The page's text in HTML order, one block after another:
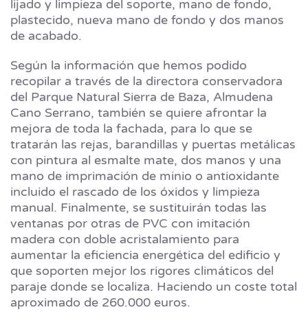
lijado y limpieza del soporte, mano de fondo,
plastecido, nueva mano de fondo y dos manos
de acabado.
Según la información que hemos podido
recopilar a través de la directora conservadora
del Parque Natural Sierra de Baza, Almudena
Cano Serrano, también se quiere afrontar la
mejora de toda la fachada, para lo que se
tratarán las rejas, barandillas y puertas metálicas
con pintura al esmalte mate, dos manos y una
mano de imprimación de minio o antioxidante
incluido el rascado de los óxidos y limpieza
manual. Finalmente, se sustituirán todas las
ventanas por otras de PVC con imitación
madera con doble acristalamiento para
aumentar la eficiencia energética del edificio y
que soporten mejor los rigores climáticos del
paraje donde se localiza. Haciendo un coste total
aproximado de 260.000 euros.